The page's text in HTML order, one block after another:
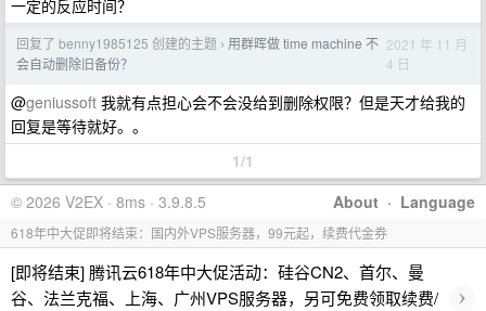
一定的反应时间？
回复了 benny1985125 创建的主题 › 用群晖做 time machine 不
会自动删除旧备份？
2021 年 11 月
4 日
@geniussoft 我就有点担心会不会没给到删除权限？但是天才给我的
回复是等待就好。。
1/1
About · Language
© 2026 V2EX · 8ms · 3.9.8.5
618年中大促即将结束：国内外VPS服务器，99元起，续费代金券
[即将结束] 腾讯云618年中大促活动：硅谷CN2、首尔、曼
谷、法兰克福、上海、广州VPS服务器，另可免费领取续费/
›